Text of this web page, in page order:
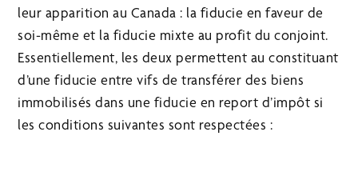
leur apparition au Canada : la fiducie en faveur de
soi-même et la fiducie mixte au profit du conjoint.
Essentiellement, les deux permettent au constituant
d’une fiducie entre vifs de transférer des biens
immobilisés dans une fiducie en report d’impôt si
les conditions suivantes sont respectées :